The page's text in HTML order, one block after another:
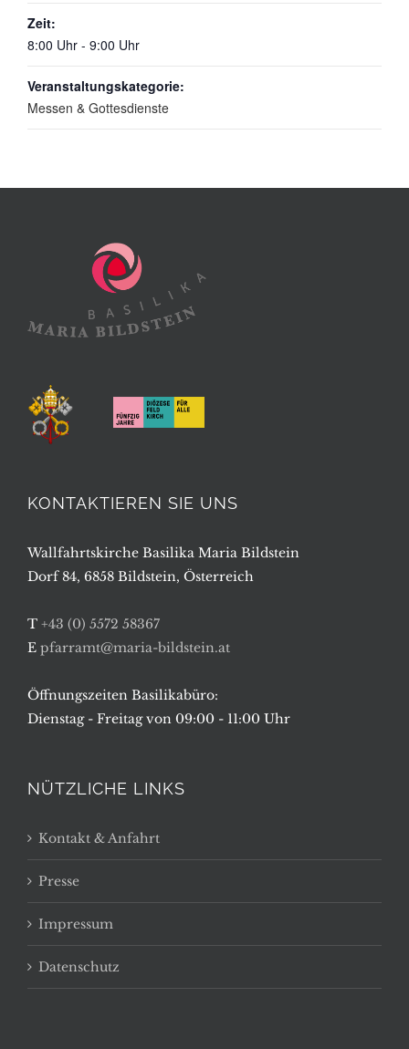
Zeit:
8:00 Uhr - 9:00 Uhr
Veranstaltungskategorie:
Messen & Gottesdienste
KONTAKTIEREN SIE UNS
Wallfahrtskirche Basilika Maria Bildstein
Dorf 84, 6858 Bildstein, Österreich
T +43 (0) 5572 58367
E pfarramt@maria-bildstein.at
Öffnungszeiten Basilikabüro:
Dienstag - Freitag von 09:00 - 11:00 Uhr
NÜTZLICHE LINKS
Kontakt & Anfahrt
Presse
Impressum
Datenschutz